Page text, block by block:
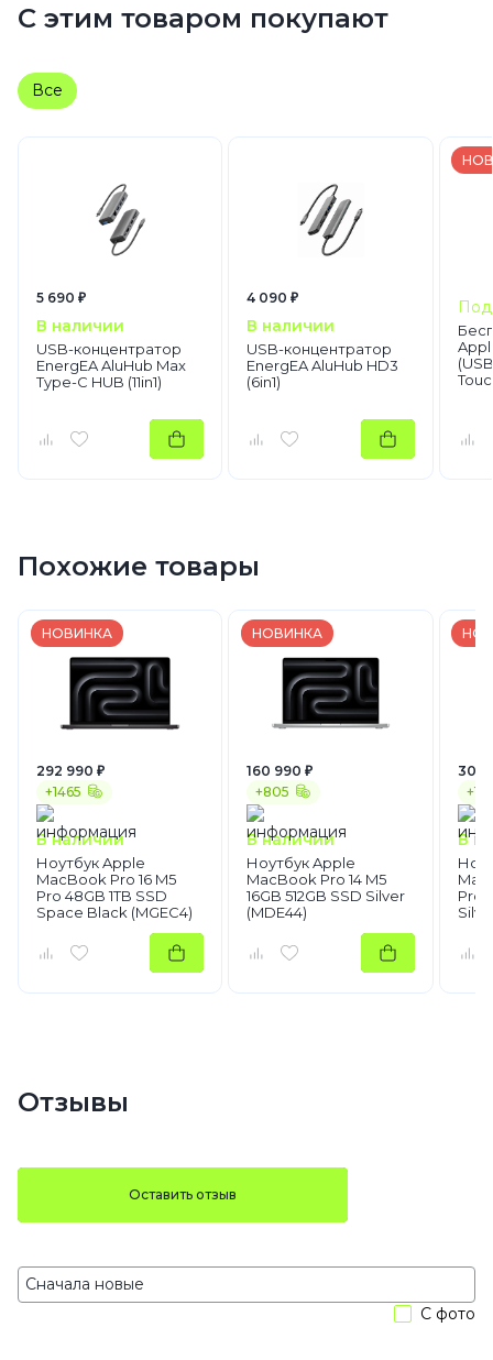
С этим товаром покупают
Все
5 690 ₽
В наличии
USB-концентратор
EnergEA AluHub Max
Type-C HUB (11in1)
4 090 ₽
В наличии
USB-концентратор
EnergEA AluHub HD3
(6in1)
Под
Похожие товары
НОВИНКА
+1465
292 990 ₽
В наличии
Ноутбук Apple
MacBook Pro 16 M5
Pro 48GB 1TB SSD
Space Black (MGEС4)
НОВИНКА
+805
160 990 ₽
В наличии
Ноутбук Apple
MacBook Pro 14 M5
16GB 512GB SSD Silver
(MDE44)
300
В
Pro
Отзывы
Оставить отзыв
С фото